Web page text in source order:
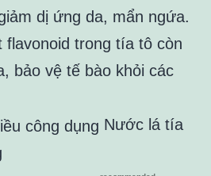
dị ứng da, mẩn ngứa.
flavonoid trong tía tô còn
bảo vệ tế bào khỏi các
Nước lá tía